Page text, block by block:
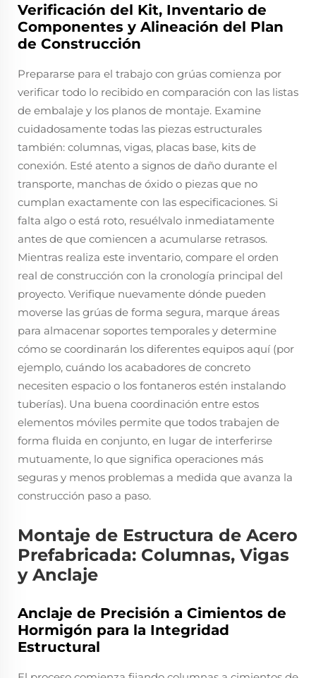
Verificación del Kit, Inventario de
Componentes y Alineación del Plan
de Construcción
Prepararse para el trabajo con grúas comienza por
verificar todo lo recibido en comparación con las listas
de embalaje y los planos de montaje. Examine
cuidadosamente todas las piezas estructurales
también: columnas, vigas, placas base, kits de
conexión. Esté atento a signos de daño durante el
transporte, manchas de óxido o piezas que no
cumplan exactamente con las especificaciones. Si
falta algo o está roto, resuélvalo inmediatamente
antes de que comiencen a acumularse retrasos.
Mientras realiza este inventario, compare el orden
real de construcción con la cronología principal del
proyecto. Verifique nuevamente dónde pueden
moverse las grúas de forma segura, marque áreas
para almacenar soportes temporales y determine
cómo se coordinarán los diferentes equipos aquí (por
ejemplo, cuándo los acabadores de concreto
necesiten espacio o los fontaneros estén instalando
tuberías). Una buena coordinación entre estos
elementos móviles permite que todos trabajen de
forma fluida en conjunto, en lugar de interferirse
mutuamente, lo que significa operaciones más
seguras y menos problemas a medida que avanza la
construcción paso a paso.
Montaje de Estructura de Acero
Prefabricada: Columnas, Vigas
y Anclaje
Anclaje de Precisión a Cimientos de
Hormigón para la Integridad
Estructural